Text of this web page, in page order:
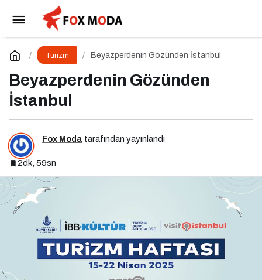
Turizm Beyazperdenin Gözünden İstanbul
Beyazperdenin Gözünden
İstanbul
Fox Moda tarafından yayınlandı
2dk, 59sn
Türkiye’deki İlk voco Otelini Antalya
Konyaaltı’nda Açıyor
Yorum Yap